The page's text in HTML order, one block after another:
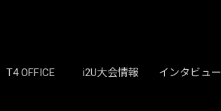
T4 OFFICE i2U大会情報 インタビュー